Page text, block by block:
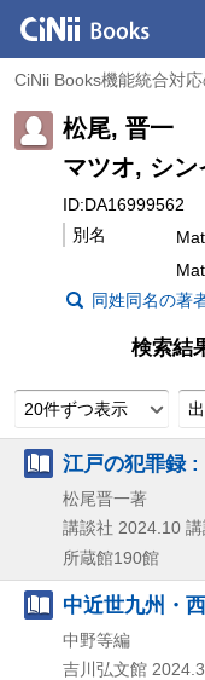
CiNii Books機能統合対
松尾, 晋一
マツオ, シン
ID:DA16999562
別名
同姓同名の著
検索結
20件ずつ表示
江戸の犯罪録 :
松尾晋一著
講談社 2024.10
所蔵館190館
中近世九州・
中野等編
吉川弘文館 2024.3